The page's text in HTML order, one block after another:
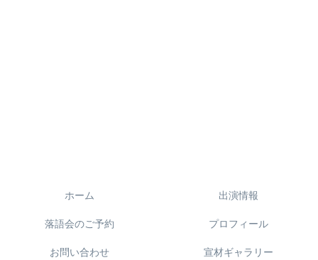
ホーム 出演情報
落語会のご予約 プロフィール
お問い合わせ 宣材ギャラリー